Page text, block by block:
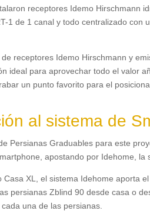
receptores Idemo Hirschmann
1 de 1canal y todo centralizado con
receptores Idemo Hirschmann y
ideal para aprovechar todo el valor
un punto favorito para el
al sistema de
Persianas Graduables para este
,apostando por Idehome la
XL ,el sistema Idehome aporta
persianas Zblind 90desde casa o
una de las persianas